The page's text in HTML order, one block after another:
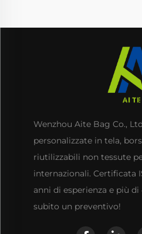
Wenzhou Aite Bag Co.,
personalizzate in tela,
riutilizzabili non tessute
internazionali. Certificata
anni di esperienza e più
subito un preventivo!